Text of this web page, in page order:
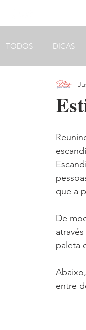
TODOS DICAS
ARQUITETURA
que a
De
paleta
entre